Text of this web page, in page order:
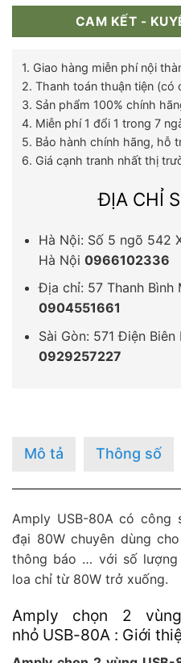
CAM KẾT -
1. Giao hàng miễn phí nội
2. Thanh toán thuận tiện
3. Sản phẩm 100% chính
4. Miễn phí 1 đổi 1 trong 7
5. Bảo hành chính hãng, hỗ
6. Giá cạnh tranh nhất thị
ĐỊA CHỈ
Hà Nội: Số 5 ngõ 542
Hà Nội 0966102336
Địa chỉ: 57 Thanh Bình
0904551661
Sài Gòn: 571 Điện Biên
0929257227
Mô tả Thông số
Amply USB-80A có
đại 80W chuyên dùng
thông báo … với số
loa chỉ từ 80W trở xuống.
Amply chọn 2
nhỏ USB-80A : Giới